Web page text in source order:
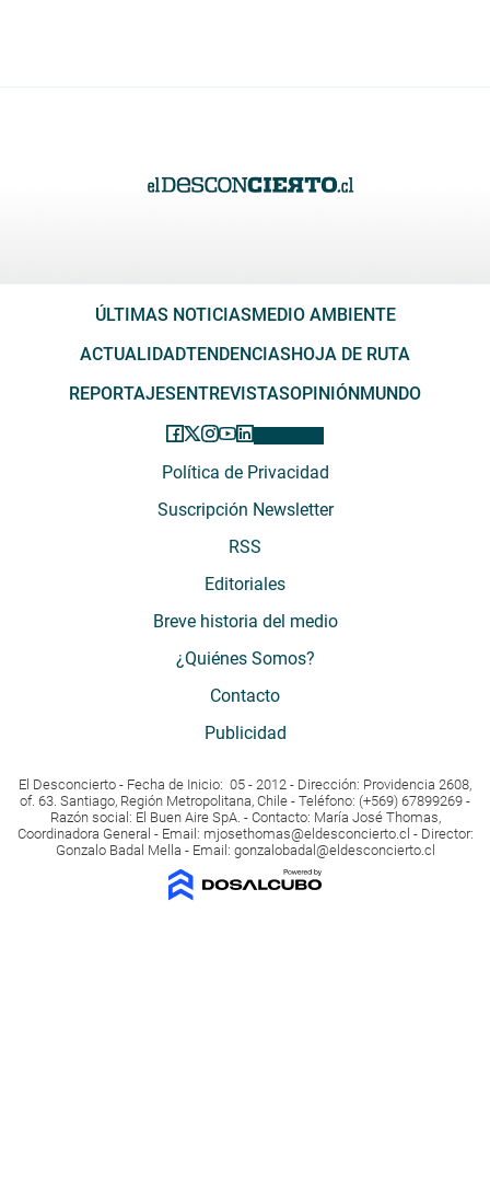
ÚLTIMAS NOTICIAS MEDIO AMBIENTE
ACTUALIDADTENDENCIAS HOJA DE RUTA
REPORTAJES ENTREVISTASOPINIÓN MUNDO
Política de Privacidad
Suscripción Newsletter
RSS
Editoriales
Breve historia del medio
¿Quiénes Somos?
Contacto
Publicidad
El Desconcierto - Fecha de Inicio: 05 - 2012 - Dirección: Providencia 2608,
of. 63. Santiago, Región Metropolitana, Chile - Teléfono: (+569) 67899269 -
Razón social: El Buen Aire SpA. - Contacto: María José Thomas,
Coordinadora General - Email: mjosethomas@eldesconcierto.cl - Director:
Gonzalo Badal Mella - Email: gonzalobadal@eldesconcierto.cl